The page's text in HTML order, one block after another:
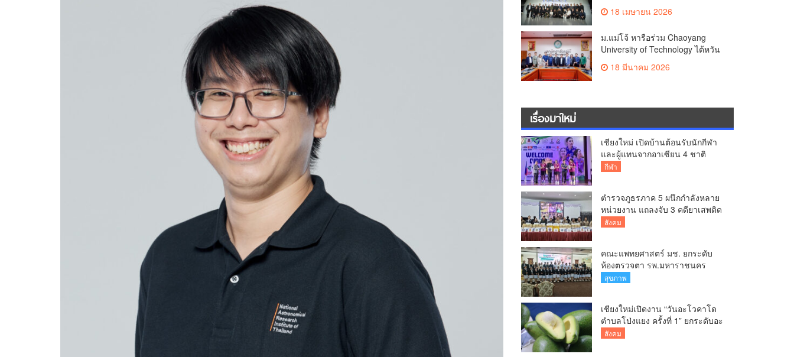
แก้ไขปัญหาฝุ่น PM2.5
18 เมษายน 2026
ม.แม่โจ้ หารือร่วม Chaoyang
University of Technology ไต้หวัน
เตรียมจัดตั้งศูนย์ “INTACT Base”
18 มีนาคม 2026
เรื่องมาใหม่
เชียงใหม่ เปิดบ้านต้อนรับนักกีฬา
และผู้แทนจากอาเซียน 4 ชาติ
สร้างความประทับใจก่อนเปิดศึก
กีฬา
ตำรวจภูธรภาค 5 ผนึกกำลังหลาย
หน่วยงาน แถลงจับ 3 คดียาเสพติด
รายสำคัญ ยึดยาบ้ากว่า 3.2 ล้าน
สังคม
คณะแพทยศาสตร์ มช. ยกระดับ
ห้องตรวจตา รพ.มหาราชนคร
เชียงใหม่ เพิ่มห้องตรวจ-นำ
สุขภาพ
เชียงใหม่เปิดงาน “วันอะโวคาโด
ตำบลโป่งแยง ครั้งที่ 1” ยกระดับอะ
โวคาโดคุณภาพ สู่ผลไม้เศรษฐกิจ
สังคม